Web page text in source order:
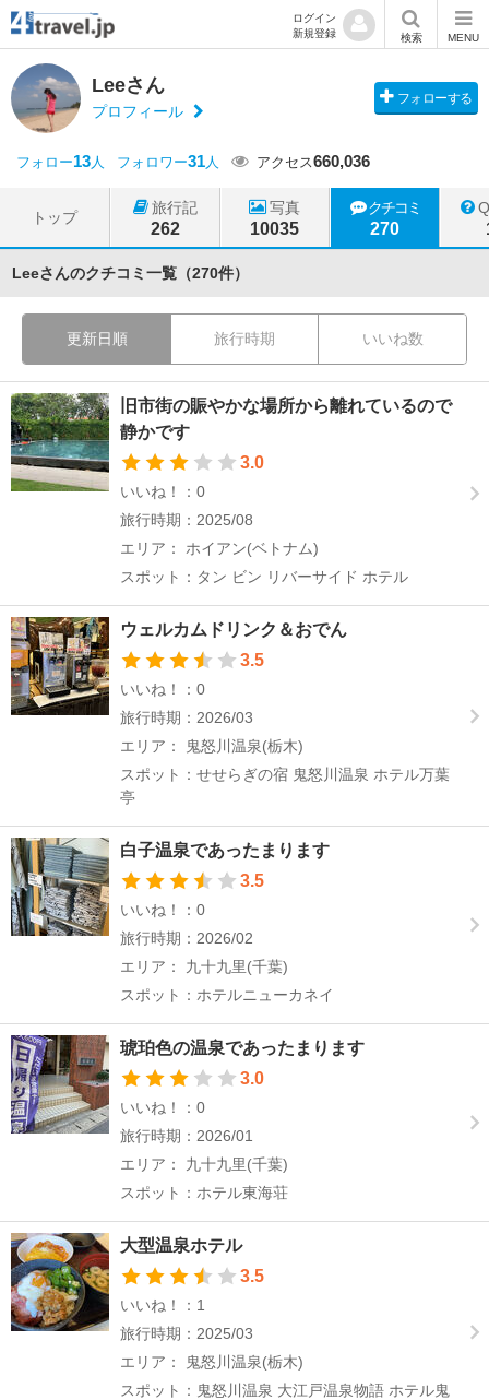
ログイン
新規登録
検索 MENU
Leeさん
プロフィール
フォローする
フォロー13人 フォロワー31人 アクセス660,036
トップ
旅行記
262
写真
10035
クチコミ
270
Leeさんのクチコミ一覧（270件）
更新日順 旅行時期 いいね数
旧市街の賑やかな場所から離れているので
静かです
3.0
いいね！：0
旅行時期：2025/08
エリア： ホイアン(ベトナム)
スポット：タン ビン リバーサイド ホテル
ウェルカムドリンク＆おでん
3.5
いいね！：0
旅行時期：2026/03
エリア： 鬼怒川温泉(栃木)
スポット：せせらぎの宿 鬼怒川温泉 ホテル万葉
亭
白子温泉であったまります
3.5
いいね！：0
旅行時期：2026/02
エリア： 九十九里(千葉)
スポット：ホテルニューカネイ
琥珀色の温泉であったまります
3.0
いいね！：0
旅行時期：2026/01
エリア： 九十九里(千葉)
スポット：ホテル東海荘
大型温泉ホテル
3.5
いいね！：1
旅行時期：2025/03
エリア： 鬼怒川温泉(栃木)
スポット：鬼怒川温泉 大江戸温泉物語 ホテル鬼